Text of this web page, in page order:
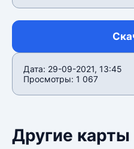
Дата: 29-09-2021, 13:45
Просмотры: 1 067
Другие карты